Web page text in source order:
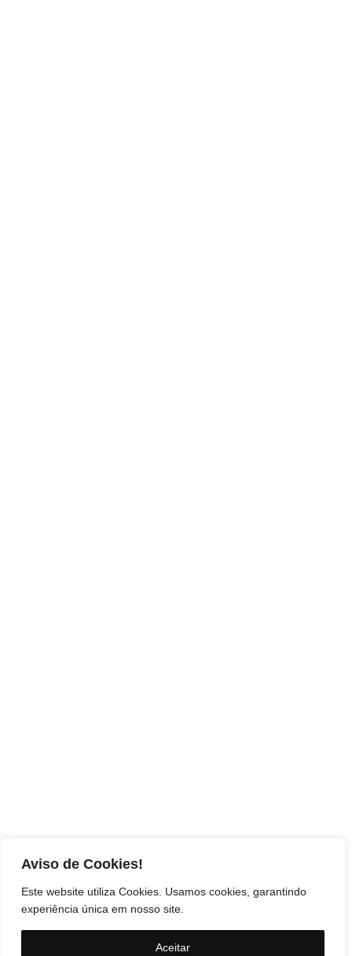
Aviso de Cookies!
Este website utiliza Cookies. Usamos cookies, garantindo
experiência única em nosso site.
Aceitar